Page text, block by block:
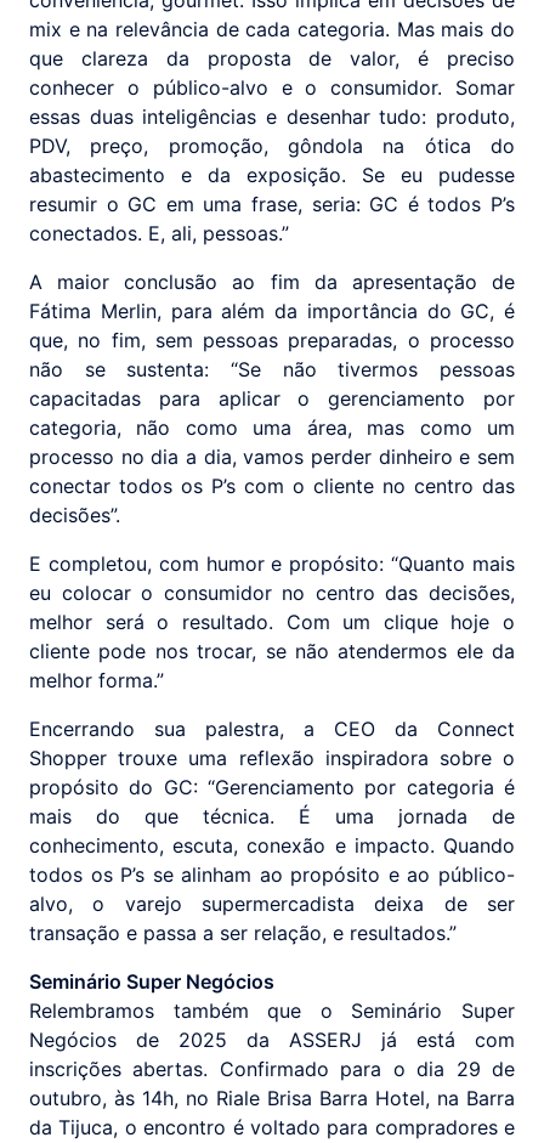
mix e na relevância de cada categoria. Mas mais do
que clareza da proposta de valor, é preciso
conhecer o público-alvo e o consumidor. Somar
essas duas inteligências e desenhar tudo: produto,
PDV, preço, promoção, gôndola na ótica do
abastecimento e da exposição. Se eu pudesse
resumir o GC em uma frase, seria: GC é todos P’s
conectados. E, ali, pessoas.”
A maior conclusão ao fim da apresentação de
Fátima Merlin, para além da importância do GC, é
que, no fim, sem pessoas preparadas, o processo
não se sustenta: “Se não tivermos pessoas
capacitadas para aplicar o gerenciamento por
categoria, não como uma área, mas como um
processo no dia a dia, vamos perder dinheiro e sem
conectar todos os P’s com o cliente no centro das
decisões”.
E completou, com humor e propósito: “Quanto mais
eu colocar o consumidor no centro das decisões,
melhor será o resultado. Com um clique hoje o
cliente pode nos trocar, se não atendermos ele da
melhor forma.”
Encerrando sua palestra, a CEO da Connect
Shopper trouxe uma reflexão inspiradora sobre o
propósito do GC: “Gerenciamento por categoria é
mais do que técnica. É uma jornada de
conhecimento, escuta, conexão e impacto. Quando
todos os P’s se alinham ao propósito e ao público-
alvo, o varejo supermercadista deixa de ser
transação e passa a ser relação, e resultados.”
Seminário Super Negócios
Relembramos também que o Seminário Super
Negócios de 2025 da ASSERJ já está com
inscrições abertas. Confirmado para o dia 29 de
outubro, às 14h, no Riale Brisa Barra Hotel, na Barra
da Tijuca, o encontro é voltado para compradores e